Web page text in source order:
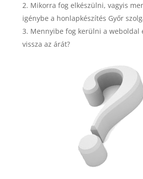
Mikorra fog elkészülni, vagyis
igénybe a honlapkészítés Győr
Mennyibe fog kerülni a weboldal
vissza az árát?